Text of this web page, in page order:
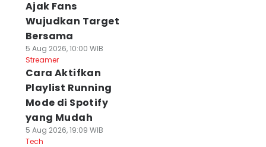
Ajak Fans
Wujudkan Target
Bersama
5 Aug 2026, 10:00 WIB
Streamer
Cara Aktifkan
Playlist Running
Mode di Spotify
yang Mudah
5 Aug 2026, 19:09 WIB
Tech